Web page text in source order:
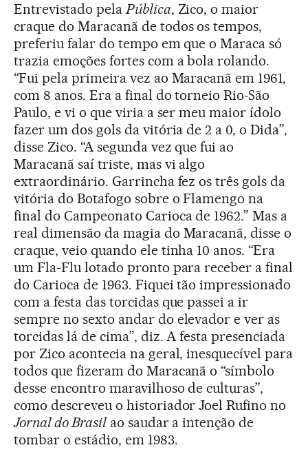
Entrevistado pelaPública, Zico, o maior
craque do Maracanã de todos os tempos,
preferiu falar do tempo em que o Maraca só
trazia emoções fortes com a bola rolando.
“Fui pela primeira vez ao Maracanã em 1961,
com 8 anos. Era a final do torneio Rio-São
Paulo, e vi o que viria a ser meu maior ídolo
fazer um dos gols da vitória de 2 a 0, o Dida”,
disse Zico. “A segunda vez que fui ao
Maracanã saí triste, mas vi algo
extraordinário. Garrincha fez os três gols da
vitória do Botafogo sobre o Flamengo na
final do Campeonato Carioca de 1962.” Mas a
real dimensão da magia do Maracanã, disse o
craque, veio quando ele tinha 10 anos. “Era
um Fla-Flu lotado pronto para receber a final
do Carioca de 1963. Fiquei tão impressionado
com a festa das torcidas que passei a ir
sempre no sexto andar do elevador e ver as
torcidas lá de cima”, diz. A festa presenciada
por Zico acontecia na geral, inesquecível para
todos que fizeram do Maracanã o “símbolo
desse encontro maravilhoso de culturas”,
como descreveu o historiador Joel Rufino no
Jornal do Brasilao saudar a intenção de
tombar o estádio, em 1983.